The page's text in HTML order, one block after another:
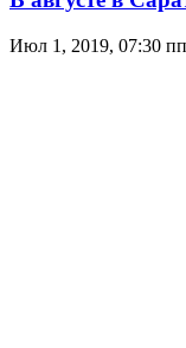
Июл 1, 2019, 07:30 пп